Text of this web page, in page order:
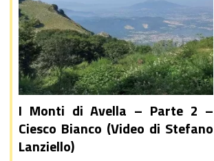
I Monti di Avella – Parte 2 –
Ciesco Bianco (Video di Stefano
Lanziello)